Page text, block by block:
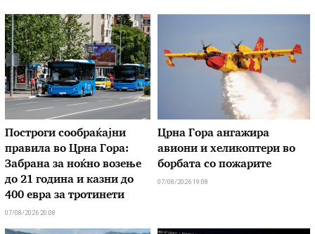
Построги сообраќајни
правила во Црна Гора:
Забрана за ноќно возење
до 21 година и казни до
400 евра за тротинети
07/08/2026 20:08
Црна Гора ангажира
авиони и хеликоптери во
борбата со пожарите
07/08/2026 19:08